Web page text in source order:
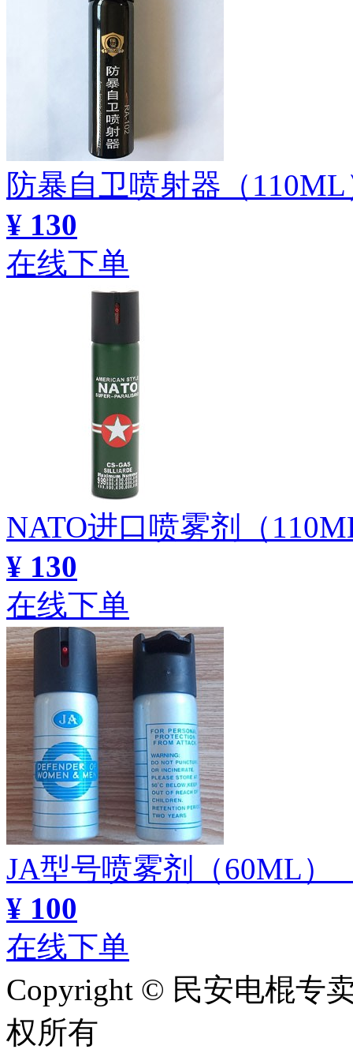
防暴自卫喷射器（
¥ 130
在线下单
NATO进口喷雾剂（
¥ 130
在线下单
JA型号喷雾剂（60ML）
¥ 100
在线下单
Copyright © 民安电棍专
权所有